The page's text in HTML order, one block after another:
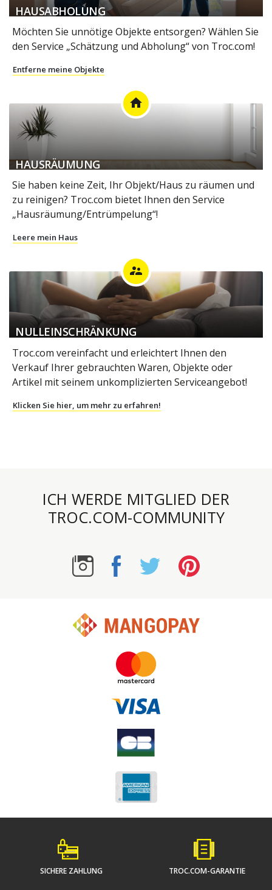
HAUSABHOLUNG
Möchten Sie unnötige Objekte entsorgen? Wählen Sie
den Service „Schätzung und Abholung“ von Troc.com!
Entferne meine Objekte
home
HAUSRÄUMUNG
Sie haben keine Zeit, Ihr Objekt/Haus zu räumen und
zu reinigen? Troc.com bietet Ihnen den Service
„Hausräumung/Entrümpelung“!
Leere mein Haus
supervisor_account
NULLEINSCHRÄNKUNG
Troc.com vereinfacht und erleichtert Ihnen den
Verkauf Ihrer gebrauchten Waren, Objekte oder
Artikel mit seinem unkomplizierten Serviceangebot!
Klicken Sie hier, um mehr zu erfahren!
ICH WERDE MITGLIED DER
TROC.COM-COMMUNITY
SICHERE ZAHLUNG TROC.COM-GARANTIE